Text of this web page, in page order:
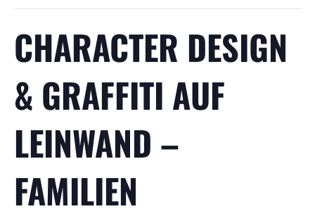
CHARACTER DESIGN
& GRAFFITI AUF
LEINWAND –
FAMILIEN